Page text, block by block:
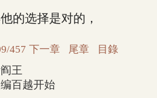
选择是对的，
457 下一章 尾章 目錄
王
百越开始